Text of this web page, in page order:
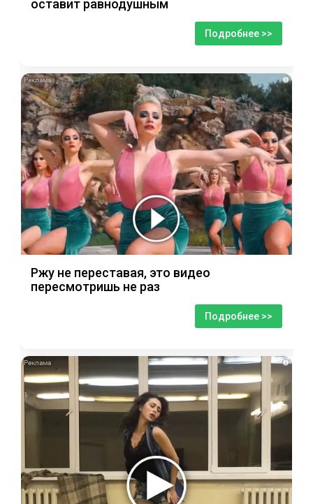
оставит равнодушным
Подробнее >>
i
Ржу не переставая, это видео
пересмотришь не раз
Подробнее >>
i